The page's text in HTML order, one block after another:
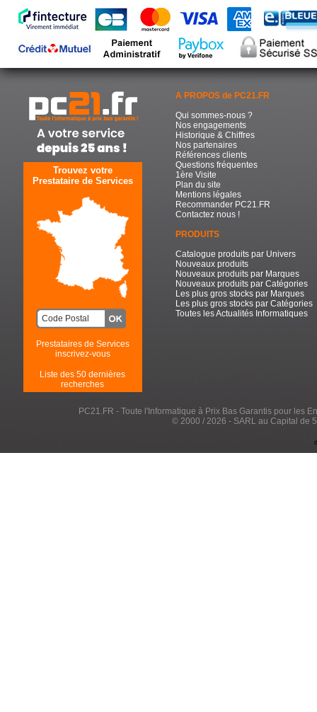
Trouvez votre
Prestataire de Services
Prestataires de Services
inscrivez-vous
Liste des 50 dernières
recherches
A PROPOS de PC21.FR
Qui sommes-nous ?
Nos engagements
Historique & Chiffres
Nos partenaires
Références clients
Questions fréquentes
1ère Visite
Plan du site
Mentions légales
Recommander PC21.FR
Contactez nous !
PRODUITS
Catalogue produits par Univers
Nouveaux produits
Nouveaux produits par Marques
Nouveaux produits par Catégories
Les plus gros stocks par Marques
Les plus gros stocks par Catégories
Toutes les Actualités Informatiques
PC21.FR - Toute l'Informatique à Prix Bas Garantis pour les
© 2000 / 2026 - SARL au Capital de